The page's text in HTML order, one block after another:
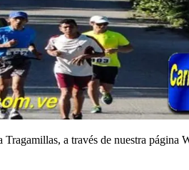
a través de nuestra